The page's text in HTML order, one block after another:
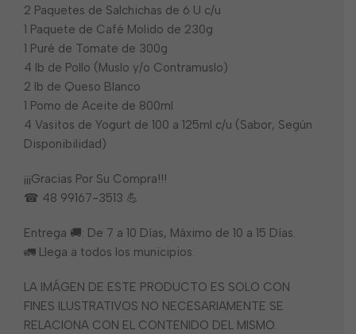
2 Paquetes de Salchichas de 6 U c/u
1 Paquete de Café Molido de 230g
1 Puré de Tomate de 300g
4 lb de Pollo (Muslo y/o Contramuslo)
2 lb de Queso Blanco
1 Pomo de Aceite de 800ml
4 Vasitos de Yogurt de 100 a 125ml c/u (Sabor, Según
Disponibilidad)
¡¡¡Gracias Por Su Compra!!!
☎ 48 99167-3513 💪
Entrega 🚚: De 7 a 10 Días, Máximo de 10 a 15 Días.
🚛 Llega a todos los municipios.
LA IMÁGEN DE ESTE PRODUCTO ES SOLO CON
FINES ILUSTRATIVOS NO NECESARIAMENTE SE
RELACIONA CON EL CONTENIDO DEL MISMO.